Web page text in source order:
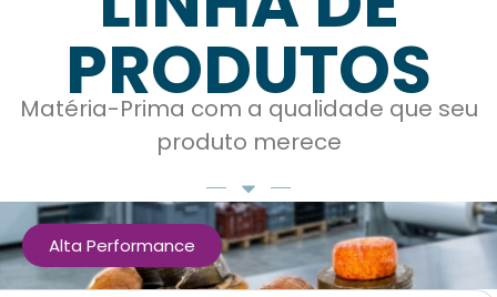
PRODUTOS
Matéria-Prima com a qualidade que seu
produto merece
Alta Performance